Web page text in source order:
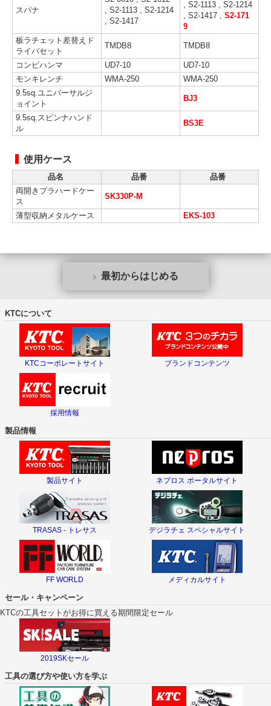
スパナ
, S2-1113 , S2-1214
, S2-1417
, S2-1113 , S2-1214
, S2-1417 , S2-171
9
板ラチェット差替えド
ライバセット
TMDB8 TMDB8
コンビハンマ UD7-10
UD7-10
モンキレンチ
WMA-250
WMA-250
9.5sq.ユニバーサルジ
ョイント
BJ3
9.5sq.スピンナハンド
ル
BS3E
使用ケース
品名 品番
品番
両開きプラハードケー
ス
SK330P-M
薄型収納メタルケース EKS-103
最初からはじめる
KTCについて
KTCコーポレートサイト ブランドコンテンツ
採用情報
製品情報
製品サイト ネプロス ポータルサイト
TRASAS - トレサス デジラチェ スペシャルサイト
FF WORLD メディカルサイト
セール・キャンペーン
KTCの工具セットがお得に買える期間限定セール
2019SKセール
工具の選び方や使い方を学ぶ